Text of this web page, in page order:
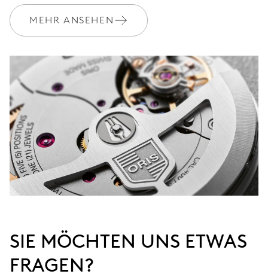
MEHR ANSEHEN
SIE MÖCHTEN UNS ETWAS
FRAGEN?